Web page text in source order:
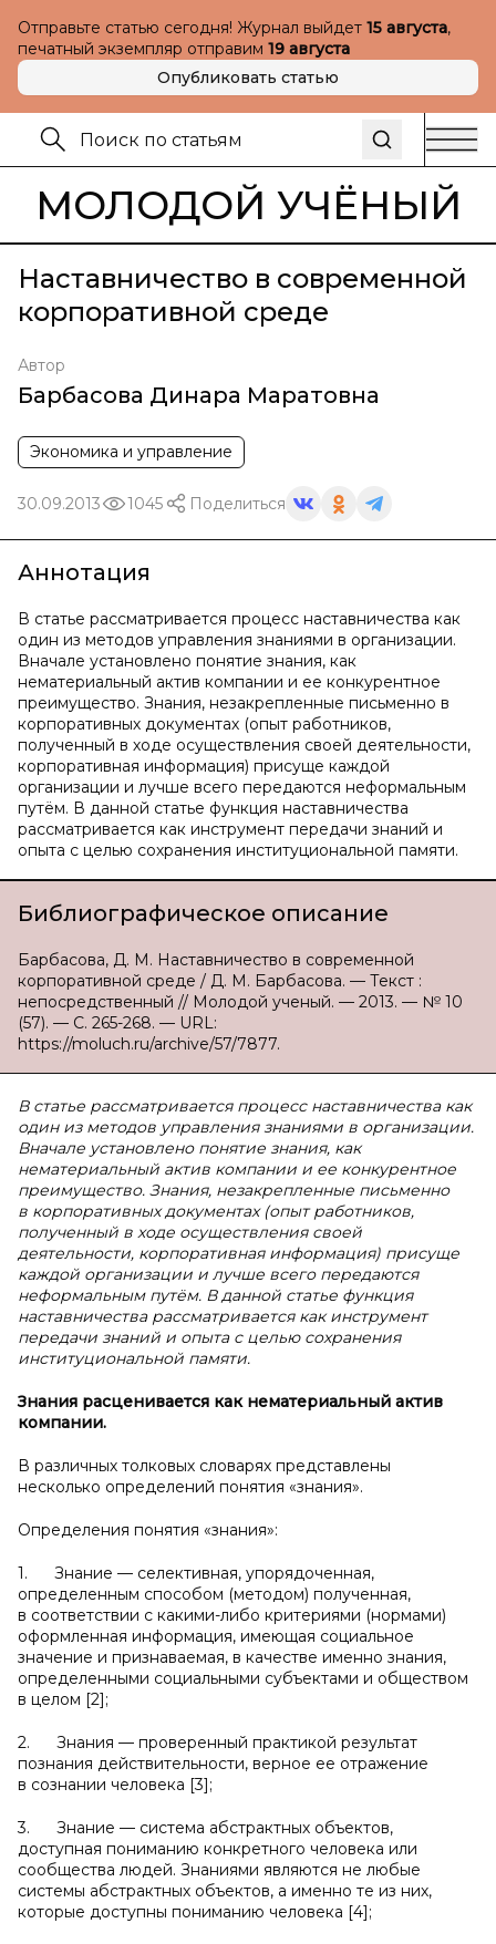
Отправьте статью сегодня! Журнал выйдет 15 августа,
печатный экземпляр отправим 19 августа
Опубликовать статью
МОЛОДОЙ УЧЁНЫЙ
Наставничество в современной
корпоративной среде
Автор
Барбасова Динара Маратовна
Экономика и управление
30.09.2013 1045 Поделиться
Аннотация
В статье рассматривается процесс наставничества как
один из методов управления знаниями в организации.
Вначале установлено понятие знания, как
нематериальный актив компании и ее конкурентное
преимущество. Знания, незакрепленные письменно в
корпоративных документах (опыт работников,
полученный в ходе осуществления своей деятельности,
корпоративная информация) присуще каждой
организации и лучше всего передаются неформальным
путём. В данной статье функция наставничества
рассматривается как инструмент передачи знаний и
опыта с целью сохранения институциональной памяти.
Библиографическое описание
Барбасова, Д. М. Наставничество в современной
корпоративной среде / Д. М. Барбасова. — Текст :
непосредственный // Молодой ученый. — 2013. — № 10
(57). — С. 265-268. — URL:
https://moluch.ru/archive/57/7877.
В статье рассматривается процесс наставничества как
один из методов управления знаниями в организации.
Вначале установлено понятие знания, как
нематериальный актив компании и ее конкурентное
преимущество. Знания, незакрепленные письменно
в корпоративных документах (опыт работников,
полученный в ходе осуществления своей
деятельности, корпоративная информация) присуще
каждой организации и лучше всего передаются
неформальным путём. В данной статье функция
наставничества рассматривается как инструмент
передачи знаний и опыта с целью сохранения
институциональной памяти.
Знания расценивается как нематериальный актив
компании.
В различных толковых словарях представлены
несколько определений понятия «знания».
Определения понятия «знания»:
1. Знание — селективная, упорядоченная,
определенным способом (методом) полученная,
в соответствии с какими-либо критериями (нормами)
оформленная информация, имеющая социальное
значение и признаваемая, в качестве именно знания,
определенными социальными субъектами и обществом
в целом [2];
2. Знания — проверенный практикой результат
познания действительности, верное ее отражение
в сознании человека [3];
3. Знание — система абстрактных объектов,
доступная пониманию конкретного человека или
сообщества людей. Знаниями являются не любые
системы абстрактных объектов, а именно те из них,
которые доступны пониманию человека [4];